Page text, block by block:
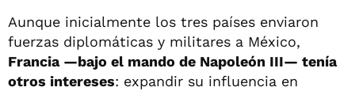
Aunque inicialmente los tres países enviaron
fuerzas diplomáticas y militares a México,
Francia —bajo el mando de Napoleón III— tenía
otros intereses: expandir su influencia en